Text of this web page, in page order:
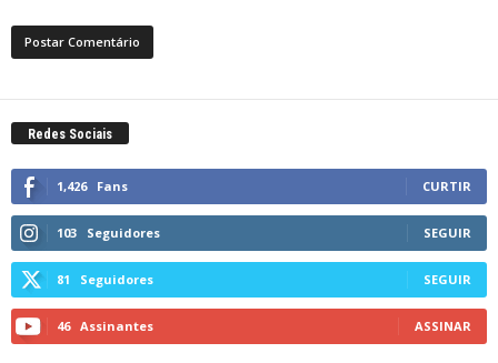
Redes Sociais
1,426 Fans CURTIR
103 Seguidores SEGUIR
81 Seguidores SEGUIR
46 Assinantes ASSINAR